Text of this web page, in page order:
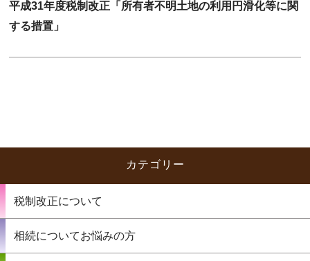
平成31年度税制改正「所有者不明土地の利用円滑化等に関
する措置」
カテゴリー
税制改正について
相続についてお悩みの方